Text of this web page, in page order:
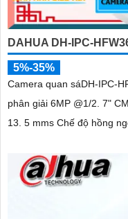
DAHUA DH-IPC-
5%-35%
Camera quan sáDH-IPC-
phân giải 6MP @1/2. 7"
13. 5 mms Chế độ hồng